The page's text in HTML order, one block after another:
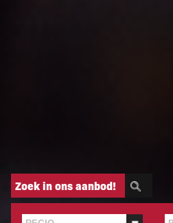
Zoek in ons aanbod!